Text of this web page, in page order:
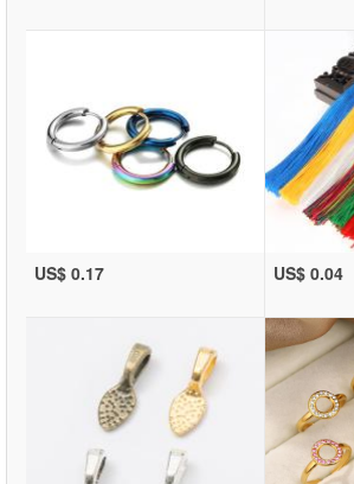
US$ 0.17 US$ 0.04